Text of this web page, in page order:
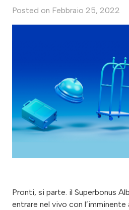
Posted on Febbraio 25, 2022
Pronti, si parte. il Superbonus
entrare nel vivo con